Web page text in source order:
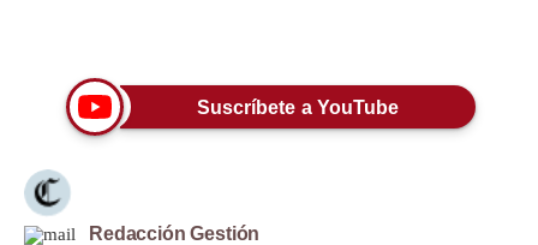
Estilos
Mundo
EEUU
Suscríbete a YouTube
Redacción Gestión